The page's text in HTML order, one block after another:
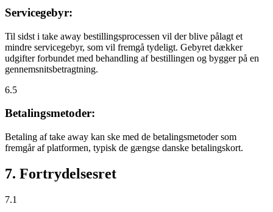
Servicegebyr:
Til sidst i take away bestillingsprocessen vil der blive pålagt et
mindre servicegebyr, som vil fremgå tydeligt. Gebyret dækker
udgifter forbundet med behandling af bestillingen og bygger på en
gennemsnitsbetragtning.
6.5
Betalingsmetoder:
Betaling af take away kan ske med de betalingsmetoder som
fremgår af platformen, typisk de gængse danske betalingskort.
7. Fortrydelsesret
7.1